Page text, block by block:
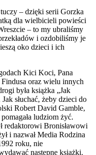
– dzięki serii Gorzka
dla wielbicieli powieści
– to my ubraliśmy
i ozdobiliśmy je
oko dzieci i ich
Kici Koci, Pana
oraz wielu innych
była książka „Jak
słuchać, żeby dzieci do
Robert David Gamble,
ludziom żyć.
redaktorowi Bronisławowi
i nazwał Media Rodzina
roku, nie
następne książki.